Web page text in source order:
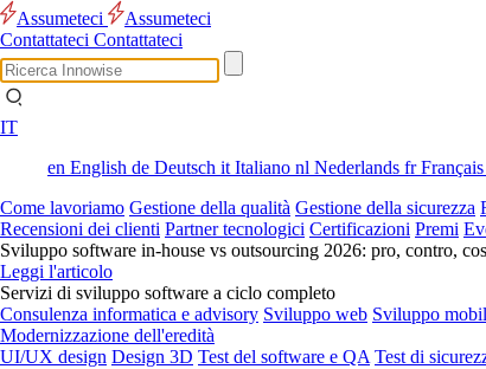
Assumeteci
Assumeteci
Contattateci Contattateci
IT
en English de Deutsch it Italiano nl Nederlands frFrançais
Come lavoriamo Gestione della qualità Gestione della sicurezza
Recensioni dei clienti Partner tecnologici Certificazioni Premi
Sviluppo software in-house vs outsourcing 2026: pro, contro,
Leggi l'articolo
Servizi di sviluppo software a ciclo completo
Consulenza informatica e advisory Sviluppo web Sviluppo
Modernizzazione dell'eredità
UI/UX design Design 3D Test del software e QA Test di